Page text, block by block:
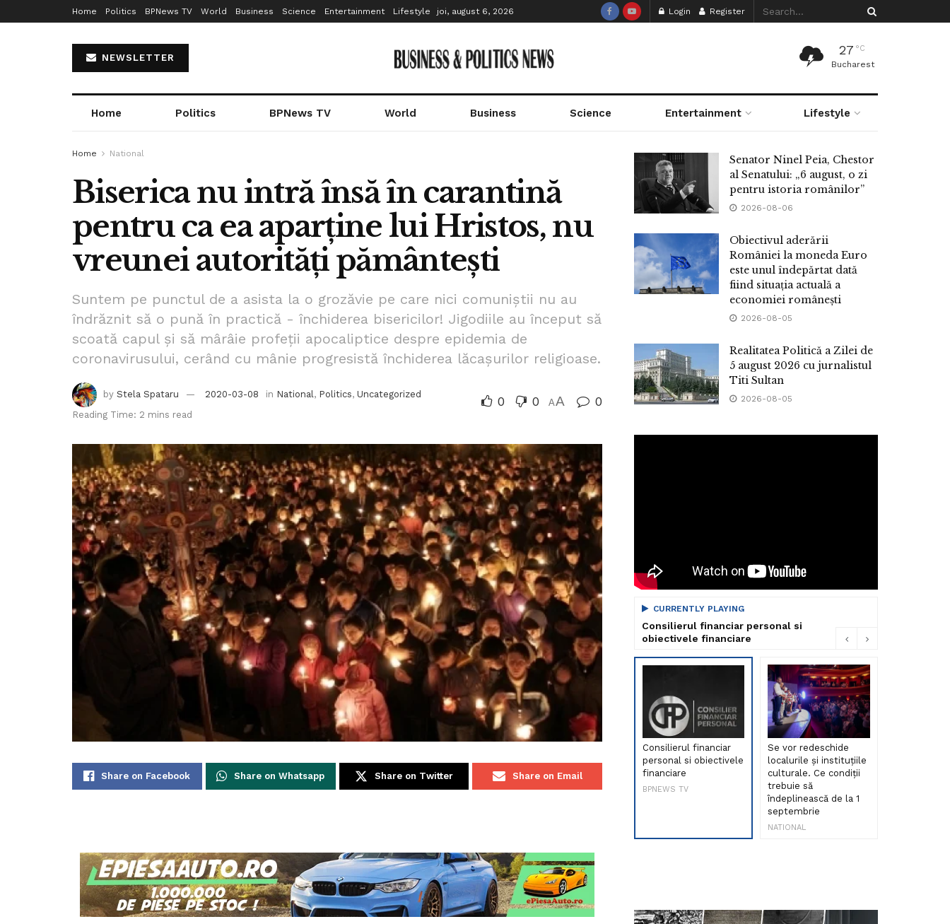
Home Politics BPNews TV World Business Science Entertainment Lifestyle joi, august 6, 2026 Login Register
NEWSLETTER
27 °C
Bucharest
Home Politics BPNews TV World Business Science Entertainment Lifestyle
Home National
Biserica nu intră însă în carantină
pentru ca ea aparține lui Hristos, nu
vreunei autorități pământești
Suntem pe punctul de a asista la o grozăvie pe care nici comuniștii nu au
îndrăznit să o pună în practică - închiderea bisericilor! Jigodiile au început să
scoată capul și să mârâie profeții apocaliptice despre epidemia de
coronavirusului, cerând cu mânie progresistă închiderea lăcașurilor religioase.
by Stela Spataru 2020-03-08 in National , Politics, Uncategorized
Reading Time: 2 mins read
0 0 AA 0
Share on Facebook Share on Whatsapp Share on Twitter Share on Email
Senator Ninel Peia, Chestor
al Senatului: „6 august, o zi
pentru istoria românilor”
2026-08-06
Obiectivul aderării
României la moneda Euro
este unul îndepărtat dată
fiind situația actuală a
economiei românești
2026-08-05
Realitatea Politică a Zilei de
5 august 2026 cu jurnalistul
Titi Sultan
2026-08-05
CURRENTLY PLAYING
Consilierul financiar personal si
obiectivele financiare
Consilierul financiar
personal si obiectivele
financiare
BPNEWS TV
Se vor redeschide
localurile și instituțiile
culturale. Ce condiții
trebuie să
îndeplinească de la 1
septembrie
NATIONAL